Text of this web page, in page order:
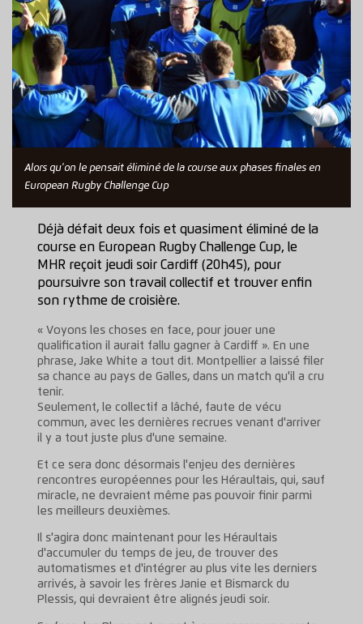
Alors qu'on le pensait éliminé de la course aux phases finales en
European Rugby Challenge Cup
Déjà défait deux fois et quasiment éliminé de la
course en European Rugby Challenge Cup, le
MHR reçoit jeudi soir Cardiff (20h45), pour
poursuivre son travail collectif et trouver enfin
son rythme de croisière.
« Voyons les choses en face, pour jouer une
qualification il aurait fallu gagner à Cardiff ». En une
phrase, Jake White a tout dit. Montpellier a laissé filer
sa chance au pays de Galles, dans un match qu'il a cru
tenir.
Seulement, le collectif a lâché, faute de vécu
commun, avec les dernières recrues venant d'arriver
il y a tout juste plus d'une semaine.
Et ce sera donc désormais l'enjeu des dernières
rencontres européennes pour les Héraultais, qui, sauf
miracle, ne devraient même pas pouvoir finir parmi
les meilleurs deuxièmes.
Il s'agira donc maintenant pour les Héraultais
d'accumuler du temps de jeu, de trouver des
automatismes et d'intégrer au plus vite les derniers
arrivés, à savoir les frères Janie et Bismarck du
Plessis, qui devraient être alignés jeudi soir.